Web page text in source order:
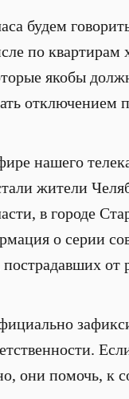
будем
по квартирам
якобы
отключением
нашего
жители
в городе
о серии
они помочь, к